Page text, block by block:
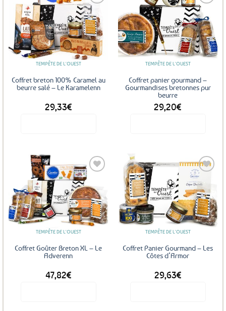
Ajouter
aux
favoris
TEMPÊTE DE L'OUEST
Coffret breton 100% Caramel au
beurre salé – Le Karamelenn
29,33€
Ajouter
aux
favoris
TEMPÊTE DE L'OUEST
Coffret panier gourmand –
Gourmandises bretonnes pur
beurre
29,20€
Ajouter
aux
favoris
TEMPÊTE DE L'OUEST
Coffret Goûter Breton XL – Le
Adverenn
47,82€
Ajouter
aux
favoris
TEMPÊTE DE L'OUEST
Coffret Panier Gourmand – Les
Côtes d’Armor
29,63€